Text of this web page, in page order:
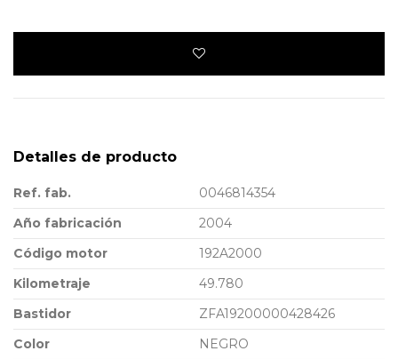
Detalles de producto
Ref. fab.
0046814354
Año fabricación
2004
Código motor
192A2000
Kilometraje
49.780
Bastidor
ZFA19200000428426
Color
NEGRO